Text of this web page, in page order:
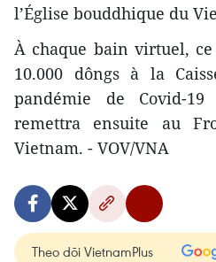
l’Église bouddhique du
À chaque bain virtuel,
10.000 dôngs à la
pandémie de Covid-
remettra ensuite au
Vietnam. - VOV/VNA
Theo dõi VietnamPlus